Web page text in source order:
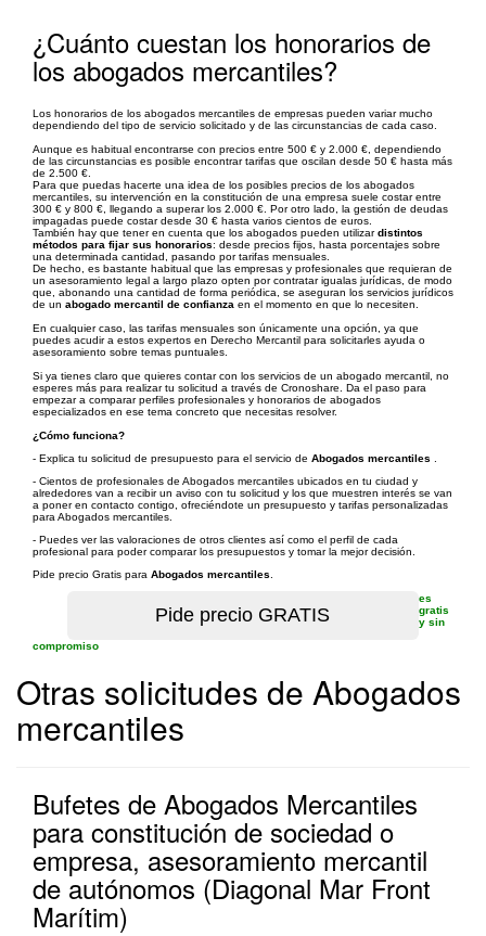
¿Cuánto cuestan los honorarios de
los abogados mercantiles?
Los honorarios de los abogados mercantiles de empresas pueden variar mucho
dependiendo del tipo de servicio solicitado y de las circunstancias de cada caso.
Aunque es habitual encontrarse con precios entre 500 € y 2.000 €, dependiendo
de las circunstancias es posible encontrar tarifas que oscilan desde 50 € hasta más
de 2.500 €.
Para que puedas hacerte una idea de los posibles precios de los abogados
mercantiles, su intervención en la constitución de una empresa suele costar entre
300 € y 800 €, llegando a superar los 2.000 €. Por otro lado, la gestión de deudas
impagadas puede costar desde 30 € hasta varios cientos de euros.
También hay que tener en cuenta que los abogados pueden utilizardistintos
métodos para fijar sus honorarios: desde precios fijos, hasta porcentajes sobre
una determinada cantidad, pasando por tarifas mensuales.
De hecho, es bastante habitual que las empresas y profesionales que requieran de
un asesoramiento legal a largo plazo opten por contratar igualas jurídicas, de modo
que, abonando una cantidad de forma periódica, se aseguran los servicios jurídicos
de un abogado mercantil de confianza en el momento en que lo necesiten.
En cualquier caso, las tarifas mensuales son únicamente una opción, ya que
puedes acudir a estos expertos en Derecho Mercantil para solicitarles ayuda o
asesoramiento sobre temas puntuales.
Si ya tienes claro que quieres contar con los servicios de un abogado mercantil, no
esperes más para realizar tu solicitud a través de Cronoshare. Da el paso para
empezar a comparar perfiles profesionales y honorarios de abogados
especializados en ese tema concreto que necesitas resolver.
¿Cómo funciona?
- Explica tu solicitud de presupuesto para el servicio de Abogados mercantiles
- Cientos de profesionales de Abogados mercantiles ubicados en tu ciudad y
alrededores van a recibir un aviso con tu solicitud y los que muestren interés se van
a poner en contacto contigo, ofreciéndote un presupuesto y tarifas personalizadas
para Abogados mercantiles.
- Puedes ver las valoraciones de otros clientes así como el perfil de cada
profesional para poder comparar los presupuestos y tomar la mejor decisión.
Pide precio Gratis para Abogados mercantiles
es
gratis
y sin
compromiso
Otras solicitudes de Abogados
mercantiles
Bufetes de Abogados Mercantiles
para constitución de sociedad o
empresa, asesoramiento mercantil
de autónomos (Diagonal Mar Front
Marítim)